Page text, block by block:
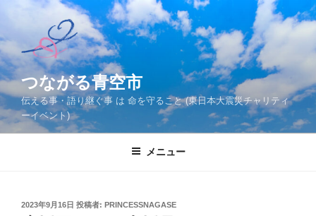
テ
ン
ツ
へ
ス
キ
つながる青空市
伝える事・語り継ぐ事 は 命を守ること (東日本大震災チャリティ
ーイベント)
メニュー
投
2023年9月16日 投稿者: PRINCESSNAGASE